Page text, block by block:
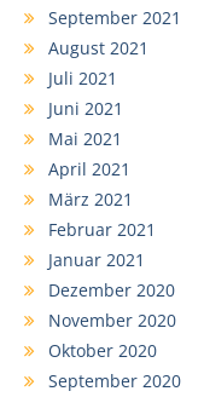
September 2021
August 2021
Juli 2021
Juni 2021
Mai 2021
April 2021
März 2021
Februar 2021
Januar 2021
Dezember 2020
November 2020
Oktober 2020
September 2020